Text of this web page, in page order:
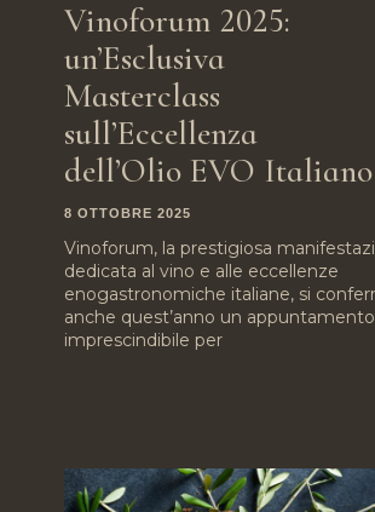
Vinoforum 2025:
un’Esclusiva
Masterclass
sull’Eccellenza
dell’Olio EVO Italiano
8 OTTOBRE 2025
Vinoforum, la prestigiosa
dedicata al vino e alle eccellenze
enogastronomiche italiane, si
anche quest’anno un appuntamento
imprescindibile per